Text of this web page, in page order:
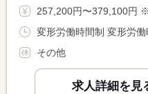
257,200円〜379,100円 ※フルタイム求人の場合は月
その他
求人詳細を見